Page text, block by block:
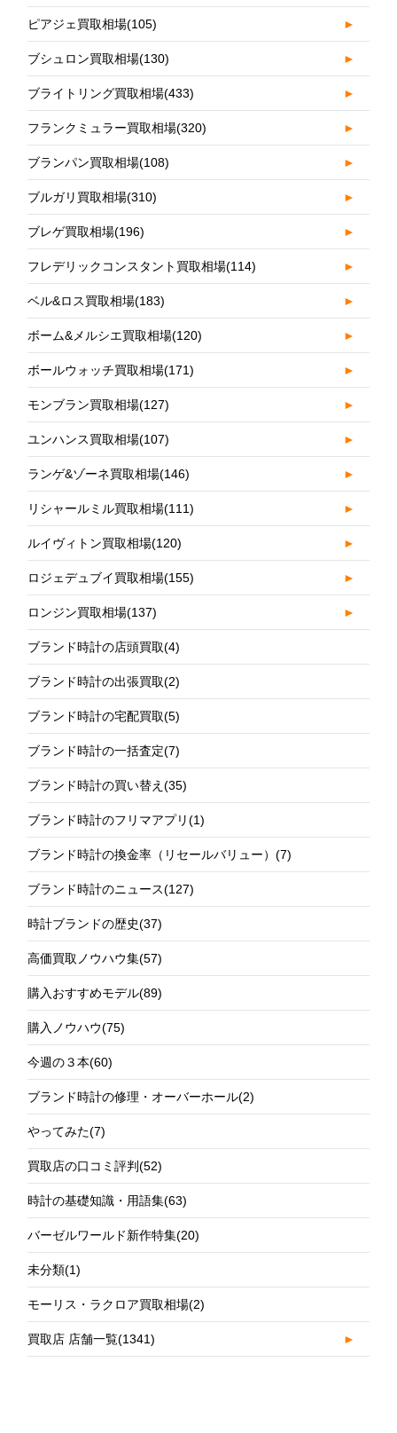
ピアジェ買取相場(105) ►
ブシュロン買取相場(130) ►
ブライトリング買取相場(433) ►
フランクミュラー買取相場(320) ►
ブランパン買取相場(108) ►
ブルガリ買取相場(310) ►
ブレゲ買取相場(196) ►
フレデリックコンスタント買取相場(114) ►
ベル&ロス買取相場(183) ►
ボーム&メルシエ買取相場(120) ►
ボールウォッチ買取相場(171) ►
モンブラン買取相場(127) ►
ユンハンス買取相場(107) ►
ランゲ&ゾーネ買取相場(146) ►
リシャールミル買取相場(111) ►
ルイヴィトン買取相場(120) ►
ロジェデュブイ買取相場(155) ►
ロンジン買取相場(137) ►
ブランド時計の店頭買取(4)
ブランド時計の出張買取(2)
ブランド時計の宅配買取(5)
ブランド時計の一括査定(7)
ブランド時計の買い替え(35)
ブランド時計のフリマアプリ(1)
ブランド時計の換金率（リセールバリュー）(7)
ブランド時計のニュース(127)
時計ブランドの歴史(37)
高価買取ノウハウ集(57)
購入おすすめモデル(89)
購入ノウハウ(75)
今週の３本(60)
ブランド時計の修理・オーバーホール(2)
やってみた(7)
買取店の口コミ評判(52)
時計の基礎知識・用語集(63)
バーゼルワールド新作特集(20)
未分類(1)
モーリス・ラクロア買取相場(2)
買取店 店舗一覧(1341) ►